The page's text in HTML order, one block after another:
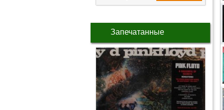
Запечатанные